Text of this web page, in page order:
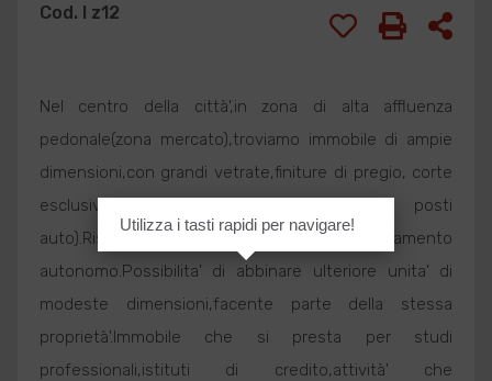
Cod. I z12
Nel centro della città',in zona di alta affluenza
pedonale(zona mercato),troviamo immobile di ampie
dimensioni,con grandi vetrate,finiture di pregio, corte
esclusiva adibita a parcheggio (6/7 posti
auto).Riscaldamento e raffrescamento
autonomo.Possibilita' di abbinare ulteriore unita' di
modeste dimensioni,facente parte della stessa
proprietà'.Immobile che si presta per studi
professionali,istituti di credito,attività' che
Utilizza i tasti rapidi per navigare!